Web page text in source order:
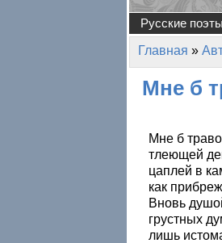
Русские поэты
Вы здесь
Главная »
Мне б
Мне б
тлеющей
цаплей в
как
Вновь
грустных
лишь